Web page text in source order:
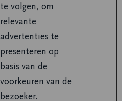
te volgen, om
relevante
advertenties te
presenteren op
basis van de
voorkeuren van de
bezoeker.